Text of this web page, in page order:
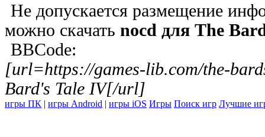
Не допускается размещение
можно скачать nocd для The
BBCode:
[url=https://games-lib.com/the-
Bard's Tale IV[/url]
игры ПК | игры Android | игры iOS Игры Поиск игр Лучшие